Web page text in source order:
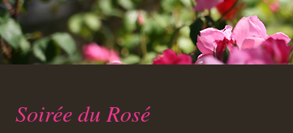
Soirée du Rosé